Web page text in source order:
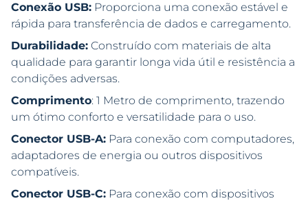
Conexão USB: Proporciona uma conexão estável e
rápida para transferência de dados e carregamento.
Durabilidade: Construído com materiais de alta
qualidade para garantir longa vida útil e resistência a
condições adversas.
Comprimento: 1 Metro de comprimento, trazendo
um ótimo conforto e versatilidade para o uso.
Conector USB-A: Para conexão com computadores,
adaptadores de energia ou outros dispositivos
compatíveis.
Conector USB-C: Para conexão com dispositivos